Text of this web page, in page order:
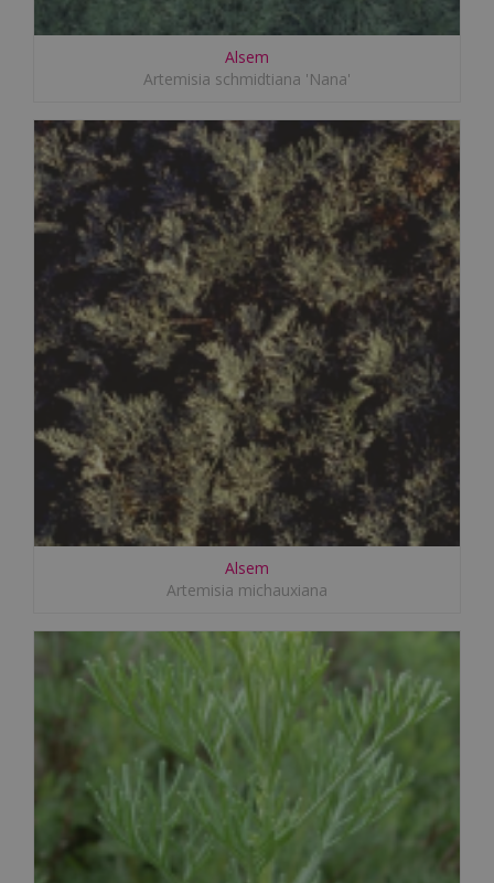
Alsem
Artemisia schmidtiana 'Nana'
Alsem
Artemisia michauxiana